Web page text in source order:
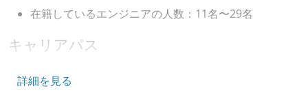
在籍しているエンジニアの人数：11名〜29名
キャリアパス
いる
詳細を見る